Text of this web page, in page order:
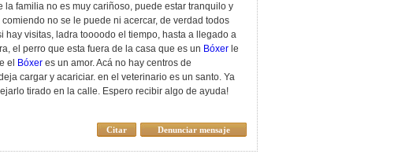
familia no es muy cariñoso, puede estar tranquilo y
no se le puede ni acercar, de verdad todos
hay visitas, ladra toooodo el tiempo, hasta a llegado a
el perro que esta fuera de la casa que es un Bóxer le
el
Bóxer es un amor. Acá no hay centros de
cargar y acariciar. en el veterinario es un santo. Ya
tirado en la calle. Espero recibir algo de ayuda!
Denunciar mensaje
Citar